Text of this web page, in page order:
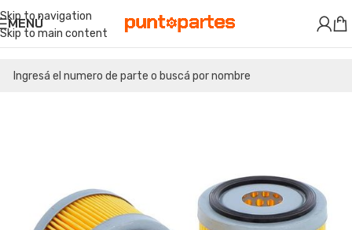
Skip to navigation
Skip to main content
MENÚ